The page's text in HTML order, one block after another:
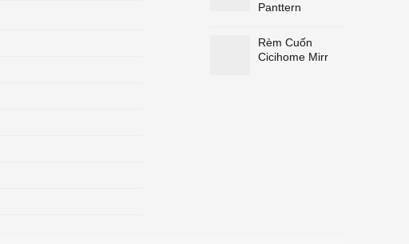
Panttern
Rèm Cuốn
Cicihome Mirr